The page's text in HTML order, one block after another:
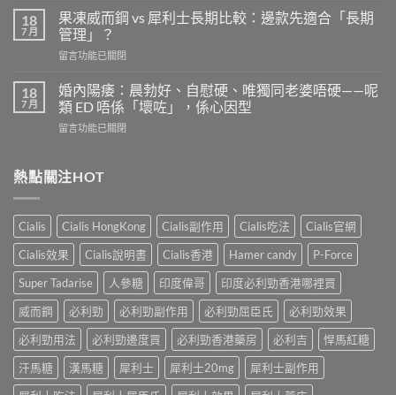
劑
量
是
多
完
整
南：
男
讀
的
正
確
用
法〉
利
勁
有
效
4
個
信
號
評
副
作
用
與
增
效
指
南，
香
男
18
7 月
果凍威而鋼 vs 犀利士長期比較：邊款先適合「長期
管理」？
在
凍
威
而
鋼
利
期
比
較：
邊
款
先
合
「長
期
理」？〉
留言功能已關閉
18
7 月
婚內陽痿：晨勃好、自慰硬、唯獨同老婆唔硬——呢
類 ED 唔係「壞咗」，係心因型
在
陽
痿：
勃
好、
自
慰
硬、
唯
同
老
婆
硬
留言功能已關閉
熱點關注HOT
Cialis Cialis HongKong Cialis副作用 Cialis吃法
Cialis官網
Cialis效果
Cialis說明書 Cialis香港 Hamer candy
P-Force
Super Tadarise
人參糖 印度偉哥
印度必利勁香港哪裡買
威而鋼
必利勁 必利勁副作用 必利勁屈臣氏
必利勁效果
必利勁用法
必利勁邊度買 必利勁香港藥房 必利吉
悍馬紅糖
汗馬糖
漢馬糖 犀利士 犀利士20mg
犀利士副作用